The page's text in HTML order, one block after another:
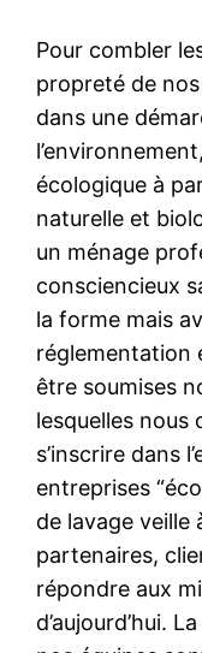
Pour combler
propreté de
dans une
écologique à
naturelle et
un ménage
consciencieux
la forme mais
réglementation
être soumises
lesquelles nous
s’inscrire dans
entreprises
de lavage veille
partenaires,
répondre aux
d’aujourd’hui.